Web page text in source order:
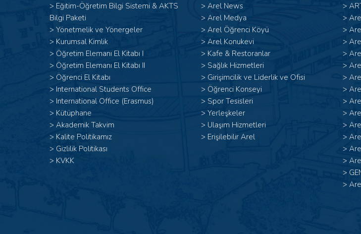
> Eğitim-Öğretim Bilgi Sistemi & AKTS
Bilgi Paketi
> Yönetmelik ve Yönergeler
> Kurumsal Kimlik
> Öğretim Elemanı El Kitabı I
> Öğretim Elemanı El Kitabı II
> Öğrenci El Kitabı
> International Students Office
> International Office (Erasmus)
> Kütüphane
> Akademik Takvim
> Kalite Politikamız
> Gizlilik Politikası
> KVKK
> Arel News
> Arel Medya
> Arel Öğrenci Köyü
> Arel Konukevi
> Kafe & Restoranlar
> Sağlık Hizmetleri
> Girişimcilik ve Liderlik ve Ofisi
> Öğrenci Konseyi
> Spor Tesisleri
> Yerleşkeler
> Ulaşım Hizmetleri
> Erişilebilir Arel
>
>
>
>
>
>
>
>
>
>
>
>
>
>
>
>